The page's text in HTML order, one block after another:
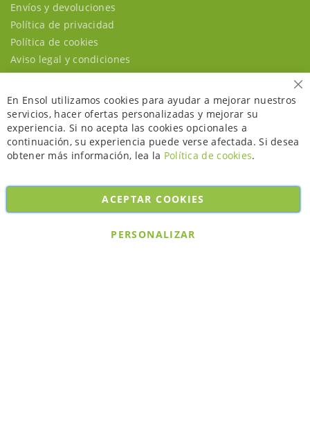
Envíos y devoluciones
Política de privacidad
Política de cookies
Aviso legal y condiciones
Copyright © 2026. All rights reserved. Powered byBobaly Partners.
En Ensol utilizamos cookies para ayudar a mejorar nuestros
servicios, hacer ofertas personalizadas y mejorar su
experiencia. Si no acepta las cookies opcionales a
continuación, su experiencia puede verse afectada. Si desea
obtener más información, lea la Política de cookies.
ACEPTAR COOKIES
PERSONALIZAR